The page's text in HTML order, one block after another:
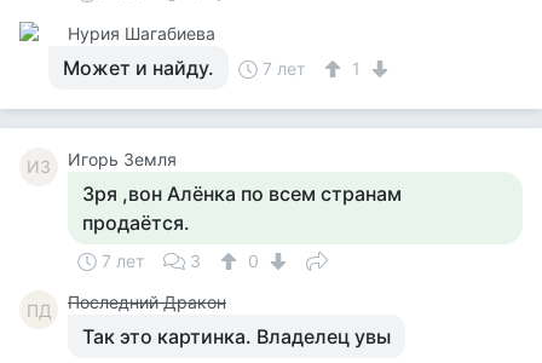
Нурия Шагабиева
Может и найду. 7 лет 1
ИЗ Игорь Земля
Зря ,вон Алёнка по всем странам
продаётся.
7 лет 3 0
ПД Последний Дракон
Так это картинка. Владелец увы